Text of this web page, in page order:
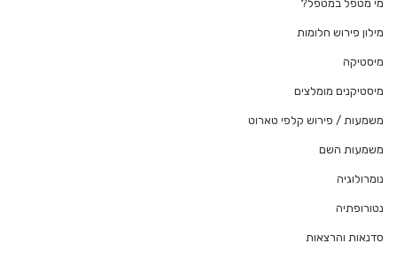
מי מטפל במטפל?
מילון פירוש חלומות
מיסטיקה
מיסטיקנים מומלצים
משמעות / פירוש קלפי טארוט
משמעות השם
נומרולוגיה
נטורופתיה
סדנאות והרצאות